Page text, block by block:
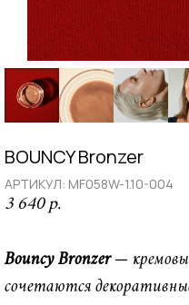
BOUNCY Bronzer
АРТИКУЛ: MF058W-1.10-004
3 640 р.
Bouncy Bronzer —
сочетаются